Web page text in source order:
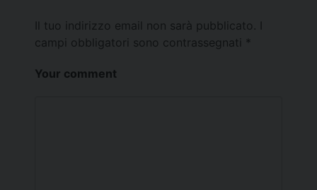
Il tuo indirizzo email non sarà pubblicato.
campi obbligatori sono contrassegnati *
Your comment